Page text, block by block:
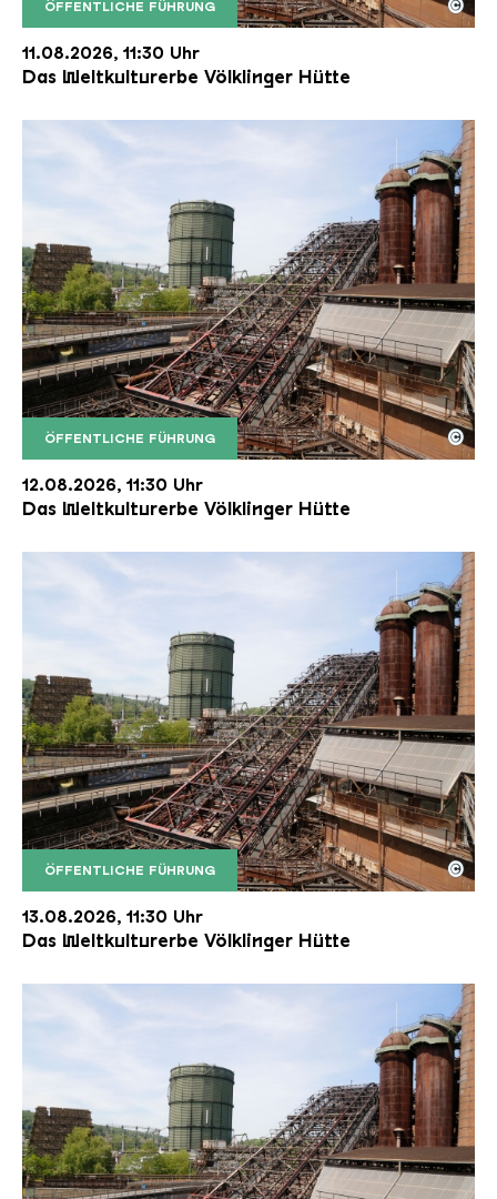
ÖFFENTLICHE FÜHRUNG
Der Erzschrägaufzug der Völklinger Hütte mit
Copyright: Weltkulturerbe Völklinger Hütte | Karl
©
11.08.2026, 11:30 Uhr
Das Weltkulturerbe Völklinger Hütte
ÖFFENTLICHE FÜHRUNG
Der Erzschrägaufzug der Völklinger Hütte mit
Copyright: Weltkulturerbe Völklinger Hütte | Karl
©
12.08.2026, 11:30 Uhr
Das Weltkulturerbe Völklinger Hütte
ÖFFENTLICHE FÜHRUNG
Der Erzschrägaufzug der Völklinger Hütte mit
Copyright: Weltkulturerbe Völklinger Hütte | Karl
©
13.08.2026, 11:30 Uhr
Das Weltkulturerbe Völklinger Hütte